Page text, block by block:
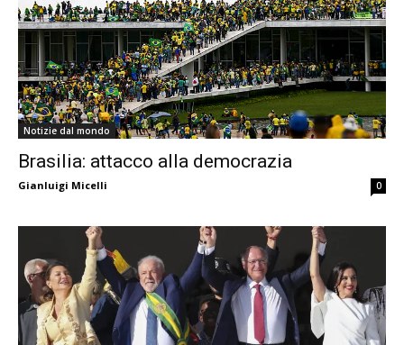
Notizie dal mondo
Brasilia: attacco alla democrazia
Gianluigi Micelli 0